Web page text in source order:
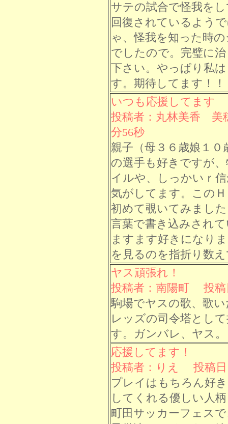
サテの試合で怪我を
回復されているよう
ゃ、怪我を知った時
でしたので。完璧に
下さい。やっぱり私
す。期待してます！！
いつも応援してます
投稿者：丸林美香 美
分56秒
親子（母３６歳娘１
の選手も好きですが
イルや、しっかいｒ
気がしてます。この
初めて覗いてみまし
言葉で書き込みされ
ますます好きになり
を見るのを指折り数
ヤス頑張れ！
投稿者：南陽町 投稿
駒場でヤスの歌、歌
レッズの司令塔とし
す。ガンバレ、ヤス。
応援してます！
投稿者：りえ 投稿日
プレイはもちろん好
してくれる優しい人
町田サッカーフェス